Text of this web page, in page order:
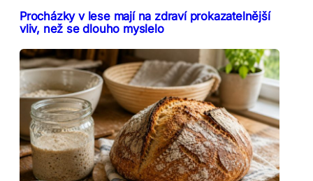
Procházky v lese mají na zdraví prokazatelnější
vliv, než se dlouho myslelo